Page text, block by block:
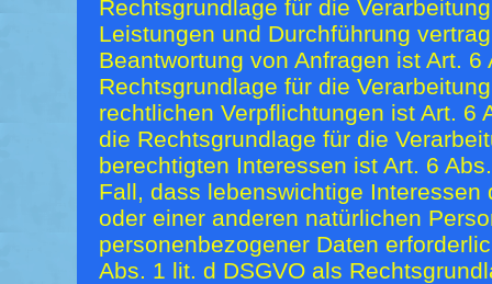
Rechtsgrundlage für die
Leistungen und Durchführung
Beantwortung von Anfragen ist Art.
Rechtsgrundlage für die
rechtlichen Verpflichtungen ist Art. 6
die Rechtsgrundlage für die
berechtigten Interessen ist Art. 6
Fall, dass lebenswichtige Interessen
oder einer anderen natürlichen
personenbezogener Daten
Abs. 1 lit. d DSGVO als